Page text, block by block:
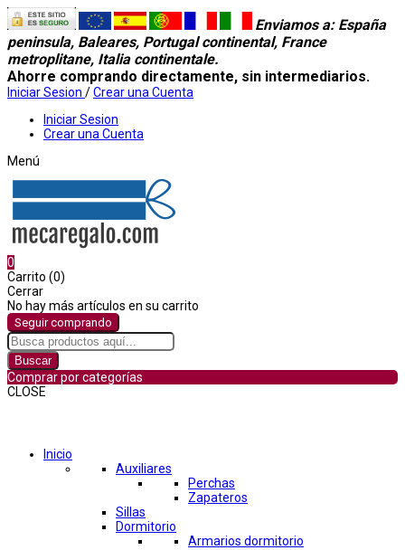
Enviamos a: España
peninsula, Baleares, Portugal continental, France
metroplitane, Italia continentale.
Ahorre comprando directamente, sin intermediarios.
Iniciar Sesion /Crear una Cuenta
Iniciar Sesion
Crear una Cuenta
Menú
0
Carrito (0)
Cerrar
No hay más artículos en su carrito
Seguir comprando
Buscar
Comprar por categorías
CLOSE
Inicio
Auxiliares
Perchas
Zapateros
Sillas
Dormitorio
Armarios dormitorio